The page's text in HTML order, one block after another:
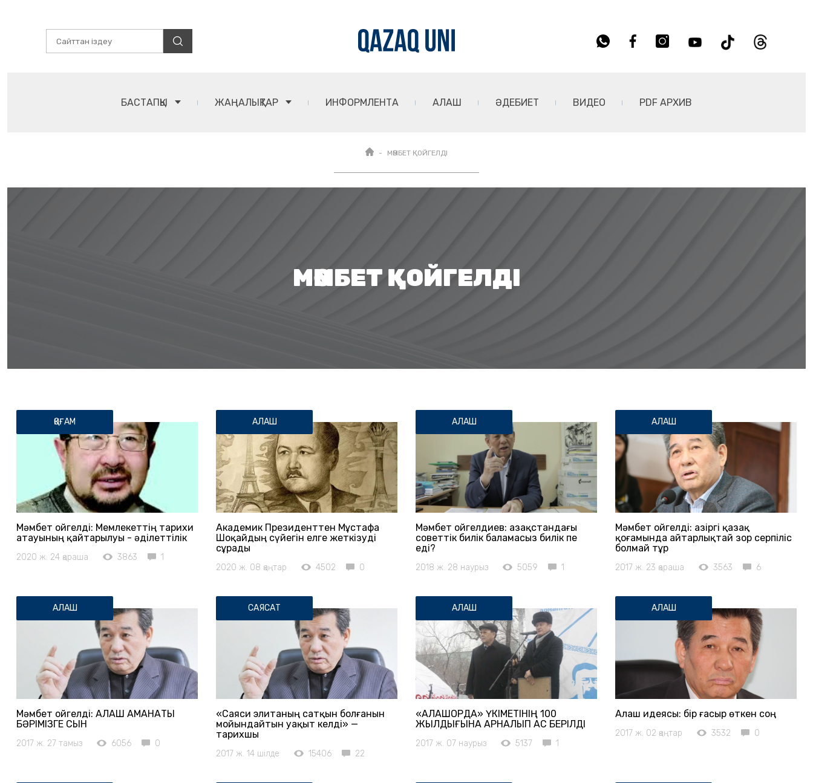
БАСТАПҚЫ ЖАҢАЛЫҚТАР ИНФОРМЛЕНТА АЛАШ ӘДЕБИЕТ ВИДЕО PDF АРХИВ
МӘМБЕТ ҚОЙГЕЛДІ
МӘМБЕТ ҚОЙГЕЛДІ
ҚОҒАМ
Мәмбет Қойгелді: Мемлекеттің тарихи
атауының қайтарылуы - әділеттілік
2020 ж. 24 қараша 3863 1
АЛАШ
Академик Президенттен Мұстафа
Шоқайдың сүйегін елге жеткізуді
сұрады
2020 ж. 08 қаңтар 4502 0
АЛАШ
Мәмбет Қойгелдиев: Қазақстандағы
советтік билік баламасыз билік пе
еді?
2018 ж. 28 наурыз 5059 1
АЛАШ
Мәмбет Қойгелді: Қазіргі қазақ
қоғамында айтарлықтай зор серпіліс
болмай тұр
2017 ж. 23 қараша 3563 6
АЛАШ
Мәмбет Қойгелді: АЛАШ АМАНАТЫ
БӘРІМІЗГЕ СЫН
2017 ж. 27 тамыз 6056 0
САЯСАТ
«Саяси элитаның сатқын болғанын
мойындайтын уақыт келді» —
тарихшы
2017 ж. 14 шілде 15406 22
АЛАШ
«АЛАШОРДА» ҮКІМЕТІНІҢ 100
ЖЫЛДЫҒЫНА АРНАЛЫП АС БЕРІЛДІ
2017 ж. 07 наурыз 5137 1
АЛАШ
Алаш идеясы: бір ғасыр өткен соң
2017 ж. 02 қаңтар 3532 0